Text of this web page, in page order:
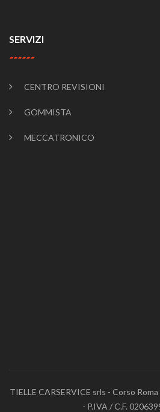
SERVIZI
CENTRO REVISIONI
GOMMISTA
MECCATRONICO
TIELLE CARSERVICE srls - Corso
- P.IVA / C.F.